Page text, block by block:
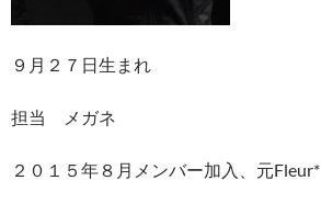
９月２７日生まれ
担当 メガネ
２０１５年８月メンバー加入、元Fleur*